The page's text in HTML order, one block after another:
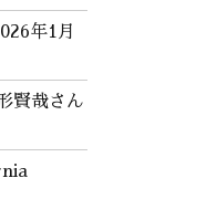
年1月
賢哉さん